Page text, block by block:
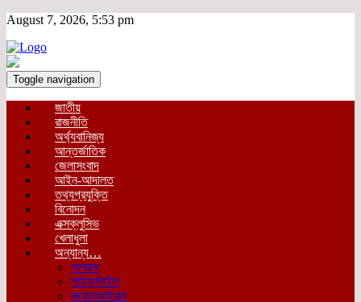
August 7, 2026, 5:53 pm
Toggle navigation
জাতীয়
রাজনীতি
অর্থ্যবানিজ্য
আন্তর্জাতিক
জেলাসংবাদ
আইন-আদালত
তথ্যপ্রযুক্তি
বিনোদন
এক্সক্লুসিভ
খেলাধুলা
অন্যান্য…
অপরাধ
লাইফস্টাইল
করোনাভাইরাস